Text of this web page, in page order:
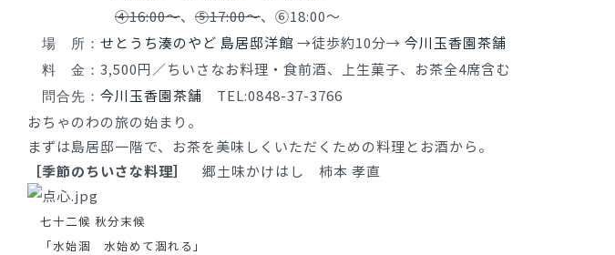
④16:00〜、 ⑤17:00〜、⑥18:00〜
場 所： せとうち湊のやど 島居邸洋館 →徒歩約10分→ 今川玉香園茶舗
料 金： 3,500円／ちいさなお料理・食前酒、上生菓子、お茶全4席含む
問合先： 今川玉香園茶舗 TEL:0848-37-3766
おちゃのわの旅の始まり。
まずは島居邸一階で、お茶を美味しくいただくための料理とお酒から。
［季節のちいさな料理］
郷土味かけはし 柿本 孝直
七十二候 秋分末候
「水始涸 水始めて涸れる」